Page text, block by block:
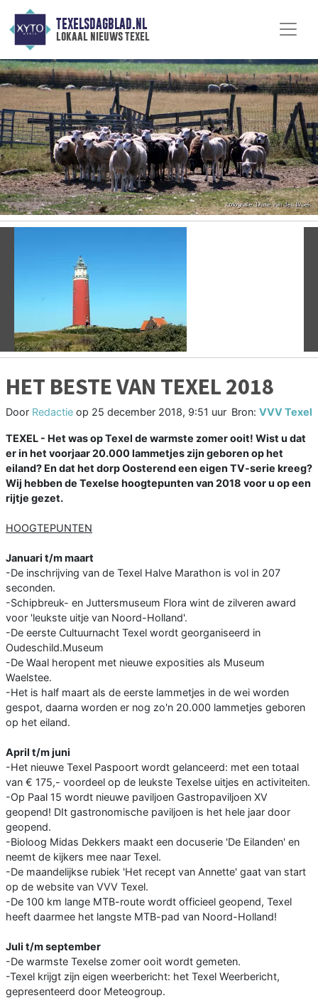
TEXELSDAGBLAD.NL
lokaal nieuws texel
HET BESTE VAN TEXEL 2018
Door Redactie op 25 december 2018, 9:51 uur Bron: VVV Texel
TEXEL - Het was op Texel de warmste zomer ooit! Wist u dat
er in het voorjaar 20.000 lammetjes zijn geboren op het
eiland? En dat het dorp Oosterend een eigen TV-serie kreeg?
Wij hebben de Texelse hoogtepunten van 2018 voor u op een
rijtje gezet.
HOOGTEPUNTEN
Januari t/m maart
-De inschrijving van de Texel Halve Marathon is vol in 207
seconden.
-Schipbreuk- en Juttersmuseum Flora wint de zilveren award
voor 'leukste uitje van Noord-Holland'.
-De eerste Cultuurnacht Texel wordt georganiseerd in
Oudeschild.Museum
-De Waal heropent met nieuwe exposities als Museum
Waelstee.
-Het is half maart als de eerste lammetjes in de wei worden
gespot, daarna worden er nog zo'n 20.000 lammetjes geboren
op het eiland.
April t/m juni
-Het nieuwe Texel Paspoort wordt gelanceerd: met een totaal
van € 175,- voordeel op de leukste Texelse uitjes en activiteiten.
-Op Paal 15 wordt nieuwe paviljoen Gastropaviljoen XV
geopend! DIt gastronomische paviljoen is het hele jaar door
geopend.
-Bioloog Midas Dekkers maakt een docuserie 'De Eilanden' en
neemt de kijkers mee naar Texel.
-De maandelijkse rubiek 'Het recept van Annette' gaat van start
op de website van VVV Texel.
-De 100 km lange MTB-route wordt officieel geopend, Texel
heeft daarmee het langste MTB-pad van Noord-Holland!
Juli t/m september
-De warmste Texelse zomer ooit wordt gemeten.
-Texel krijgt zijn eigen weerbericht: het Texel Weerbericht,
gepresenteerd door Meteogroup.